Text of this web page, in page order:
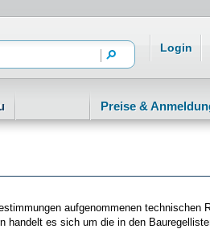
Login
Preise &
aufgenommenen technischen
handelt es sich um die in den